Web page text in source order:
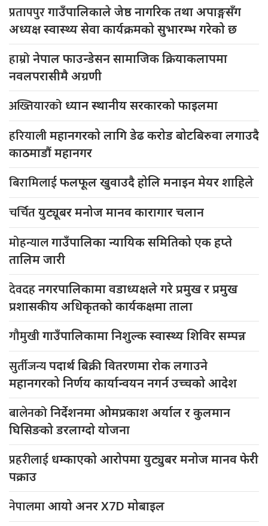
प्रतापपुरगाउँपालिकाले जेष्ठ नागरिक तथा अपाङ्गसँग
अध्यक्ष स्वास्थ्य सेवा कार्यक्रमको सुभारम्भ गरेको छ
हाम्रोनेपाल फाउन्डेसन सामाजिक क्रियाकलापमा
नवलपरासीमै अग्रणी
अख्तियारको ध्यान स्थानीय सरकारको फाइलमा
हरियालीमहानगरको लागि डेढ करोड बोटबिरुवा लगाउदै
काठमाडौं महानगर
बिरामिलाईफलफूल खुवाउदै होलि मनाइन मेयर शाहिले
चर्चितयुट्यूबर मनोज मानव कारागार चलान
मोहन्यालगाउँपालिका न्यायिक समितिको एक हप्ते
तालिम जारी
देवदहनगरपालिकामा वडाध्यक्षले गरे प्रमुख र प्रमुख
प्रशासकीय अधिकृतको कार्यकक्षमा ताला
गौमुखीगाउँपालिकामा निशुल्क स्वास्थ्य शिविर सम्पन्न
सुर्तीजन्यपदार्थ बिक्री वितरणमा रोक लगाउने
महानगरको निर्णय कार्यान्वयन नगर्न उच्चको आदेश
बालेनकोनिर्देशनमा ओमप्रकाश अर्याल र कुलमान
घिसिङको डरलाग्दो योजना
प्रहरीलाई धम्काएको आरोपमा युट्युबर मनोज मानव फेरी
पक्राउ
नेपालमाआयो अनर X7D मोबाइल